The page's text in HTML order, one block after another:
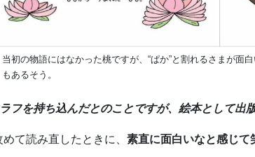
当初の物語にはなかった桃ですが、“ぱか”と割れるさまが面
もあるそう。
を持ち込んだとのことですが、絵本として出
めて読み直したときに、素直に面白いなと感じて